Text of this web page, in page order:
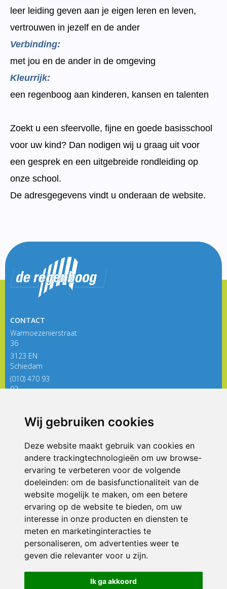
Wij gebruiken cookies
Deze website maakt gebruik van cookies en
andere trackingtechnologieën om uw browse-
ervaring te verbeteren voor de volgende
doeleinden: om de basisfunctionaliteit van de
website mogelijk te maken, om een betere
ervaring op de website te bieden, om uw
interesse in onze producten en diensten te
meten en marketinginteracties te
personaliseren, om advertenties weer te
geven die relevanter voor u zijn.
Ik ga akkoord
leer leiding geven aan je eigen leren en leven,
vertrouwen in jezelf en de ander
Verbinding:
met jou en de ander in de omgeving
Kleurrijk:
een regenboog aan kinderen, kansen en talenten
Zoekt u een sfeervolle, fijne en goede basisschool
voor uw kind? Dan nodigen wij u graag uit voor
een gesprek en een uitgebreide rondleiding op
onze school.
De adresgegevens vindt u onderaan de website.
CONTACT
Warmoezenierstraat
36
3123 EN
Schiedam
(010) 470 93
92
ONDERDEEL VAN
© 2026 De Regenboog | Alle rechten voorbehouden
Privacy policy|Disclaimer| Klachtenregeling|RSIN en Anbi
voorkeuren
Crealisatie The MindOffice